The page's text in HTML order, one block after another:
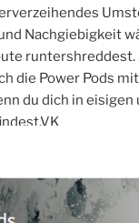
Nachgiebigkeit
runtershreddest.
die Power Pods
du dich in eisigen